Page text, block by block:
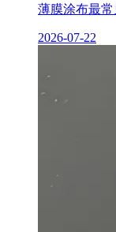
薄膜涂布最
2026-07-22